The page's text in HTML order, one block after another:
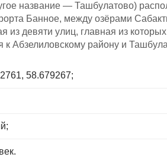
название — Ташбулатово)
Банное, между озёрами
из девяти улиц, главная из
к Абзелиловскому району и
58.679267;